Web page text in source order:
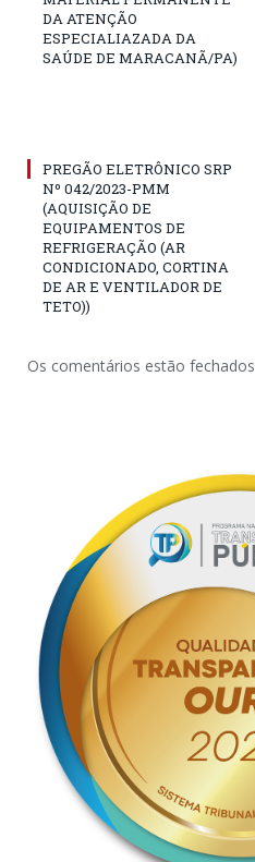
DA ATENÇÃO
ESPECIALIAZADA DA
SAÚDE DE MARACANÃ/PA)
PREGÃO ELETRÔNICO SRP
Nº 042/2023-PMM
(AQUISIÇÃO DE
EQUIPAMENTOS DE
REFRIGERAÇÃO (AR
CONDICIONADO, CORTINA
DE AR E VENTILADOR DE
TETO))
Os comentários estão